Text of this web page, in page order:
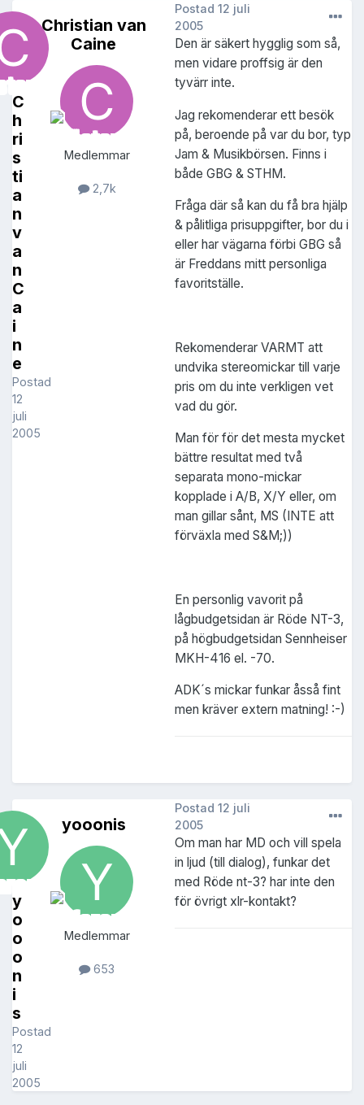
C
h
ri
s
ti
a
n
v
a
n
C
a
i
n
e
Postad
12
juli
2005
Christian van
Caine
Medlemmar
2,7k
Postad 12 juli
2005
Den är säkert hygglig som så,
men vidare proffsig är den
tyvärr inte.
Jag rekomenderar ett besök
på, beroende på var du bor, typ
Jam & Musikbörsen. Finns i
både GBG & STHM.
Fråga där så kan du få bra hjälp
& pålitliga prisuppgifter, bor du i
eller har vägarna förbi GBG så
är Freddans mitt personliga
favoritställe.
Rekomenderar VARMT att
undvika stereomickar till varje
pris om du inte verkligen vet
vad du gör.
Man för för det mesta mycket
bättre resultat med två
separata mono-mickar
kopplade i A/B, X/Y eller, om
man gillar sånt, MS (INTE att
förväxla med S&M;))
En personlig vavorit på
lågbudgetsidan är Röde NT-3,
på högbudgetsidan Sennheiser
MKH-416 el. -70.
ADK´s mickar funkar åsså fint
men kräver extern matning! :-)
y
o
o
o
n
i
s
Postad
12
juli
2005
yooonis
Medlemmar
653
Postad 12 juli
2005
Om man har MD och vill spela
in ljud (till dialog), funkar det
med Röde nt-3? har inte den
för övrigt xlr-kontakt?